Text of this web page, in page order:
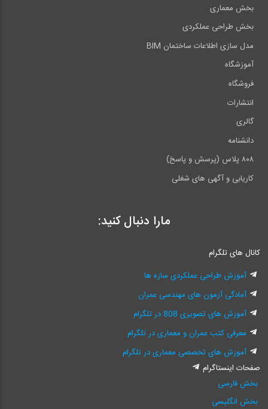
بخش معماری
بخش طراحی عملکردی
مدل سازی اطلاعات ساختمان BIM
آموزشگاه
فروشگاه
انتشارات
گالری
دانشنامه
۸۰۸ پلاس (پرسش و پاسخ)
کاریابی و آگهی های شغلی
مارا دنبال کنید:
کانال های تلگرام
آموزش طراحی عملکردی سازه ها
آمادگی آزمون های مهندسی عمران
آموزش های تصویری 808 در تلگرام
معرفی کتب عمران و معماری در تلگرام
آموزش های تخصصی معماری در تلگرام
صفحات اینستاگرام
بخش فارسی
بخش انگلیسی